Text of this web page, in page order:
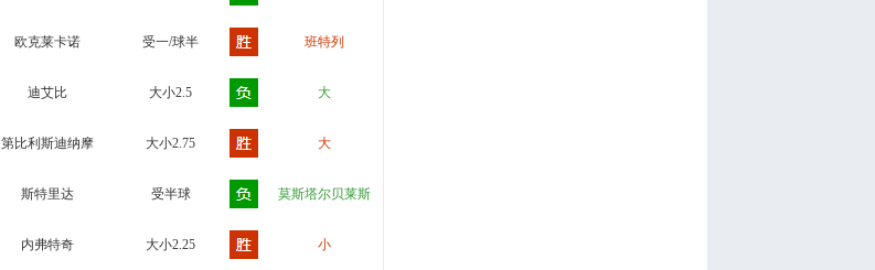
欧克莱卡诺 受一/球半 班特列
迪艾比 大小2.5 大
第比利斯迪纳摩 大小2.75 大
斯特里达 受半球 莫斯塔尔贝莱斯
内弗特奇 大小2.25 小